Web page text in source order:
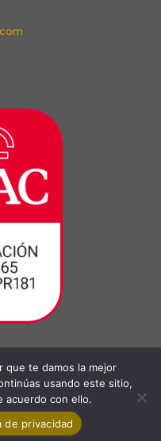
que te damos la mejor
usando este sitio,
acuerdo con ello.
de privacidad